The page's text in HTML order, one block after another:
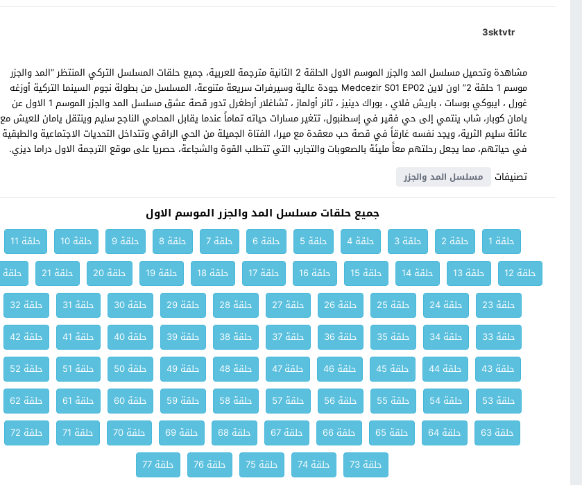
3sktvtr
مشاهدة وتحميل مسلسل المد والجزر الموسم الاول الحلقة 2 الثانية مترجمة للعربية، جميع حلقات المسلسل التركي المنتظر “المد والجزر
موسم 1 حلقة 2” اون لاين Medcezir S01 EP02 جودة عالية وسيرفرات سريعة متنوعة، المسلسل من بطولة نجوم السينما التركية أوزغه
غورل ، ايبوكي بوسات ، باريش فلاي ، بوراك دينيز ، تانر أولماز ، تشاغلار أرطغرل تدور قصة عشق مسلسل المد والجزر الموسم 1 الاول عن
يامان كوبار، شاب ينتمي إلى حي فقير في إسطنبول، تتغير مسارات حياته تماماً عندما يقابل المحامي الناجح سليم وينتقل يامان للعيش مع
عائلة سليم الثرية، ويجد نفسه غارقاً في قصة حب معقدة مع ميرا، الفتاة الجميلة من الحي الراقي وتتداخل التحديات الاجتماعية والطبقية
في حياتهم، مما يجعل رحلتهم معاً مليئة بالصعوبات والتجارب التي تتطلب القوة والشجاعة، حصريا على موقع الترجمة الاول دراما ديزي.
تصنيفات
مسلسل المد والجزر
جميع حلقات مسلسل المد والجزر الموسم الاول
حلقة 1 حلقة 2 حلقة 3 حلقة 4 حلقة 5 حلقة 6 حلقة 7 حلقة 8 حلقة 9 حلقة 10
حلقة 11
حلقة 12
حلقة 13 حلقة 14 حلقة 15 حلقة 16 حلقة 17 حلقة 18 حلقة 19 حلقة 20 حلقة 21
حلقة 22
حلقة 23
حلقة 24 حلقة 25 حلقة 26 حلقة 27 حلقة 28 حلقة 29 حلقة 30 حلقة 31
حلقة 32
حلقة 33
حلقة 34 حلقة 35 حلقة 36 حلقة 37 حلقة 38 حلقة 39 حلقة 40 حلقة 41
حلقة 42
حلقة 43
حلقة 44 حلقة 45 حلقة 46 حلقة 47 حلقة 48 حلقة 49 حلقة 50 حلقة 51
حلقة 52
حلقة 53
حلقة 54 حلقة 55 حلقة 56 حلقة 57 حلقة 58 حلقة 59 حلقة 60 حلقة 61
حلقة 62
حلقة 63
حلقة 64 حلقة 65 حلقة 66 حلقة 67 حلقة 68 حلقة 69 حلقة 70 حلقة 71
حلقة 72
حلقة 73
حلقة 74 حلقة 75 حلقة 76 حلقة 77